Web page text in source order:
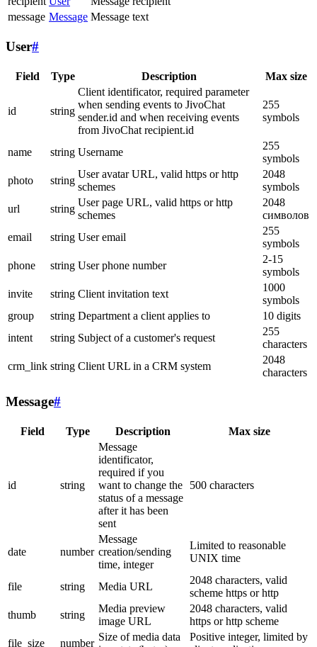
message Message Message text
User#
Field Type Description Max size
id string
Client identificator, required parameter
when sending events to JivoChat
sender.id and when receiving events
from JivoChat recipient.id
255
symbols
name string Username
255
symbols
photo
string
User avatar URL, valid https or http
schemes
2048
symbols
url
string
User page URL, valid https or http
schemes
2048
символов
email
string User email
255
symbols
phone
string User phone number
2-15
symbols
invite
string Client invitation text
1000
symbols
group
string Department a client applies to
10 digits
intent
string Subject of a customer's request
255
characters
crm_link string Client URL in a CRM system
2048
characters
Message#
Field Type Description Max size
id string
Message
identificator,
required if you
want to change the
status of a message
after it has been
sent
500 characters
date number
Message
creation/sending
time, integer
Limited to reasonable
UNIX time
file string Media URL
2048 characters, valid
scheme https or http
thumb
string
Media preview
image URL
2048 characters, valid
https or http scheme
file_size
number
Size of media data
Positive integer, limited by